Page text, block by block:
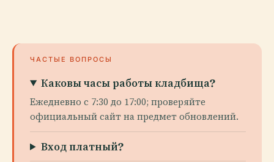
ЧАСТЫЕ ВОПРОСЫ
Каковы часы работы кладбища?
Ежедневно с 7:30 до 17:00; проверяйте
официальный сайт на предмет обновлений.
Вход платный?